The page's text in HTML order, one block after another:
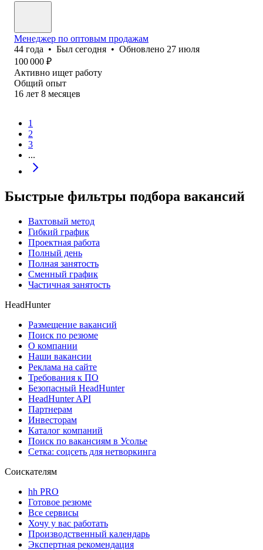
Менеджер по оптовым продажам
44 года • Был сегодня • Обновлено 27 июля
100 000 ₽
Активно ищет работу
Общий опыт
16 лет 8 месяцев
1
2
3
...
Быстрые фильтры подбора вакансий
Вахтовый метод
Гибкий график
Проектная работа
Полный день
Полная занятость
Сменный график
Частичная занятость
HeadHunter
Размещение вакансий
Поиск по резюме
О компании
Наши вакансии
Реклама на сайте
Требования к ПО
Безопасный HeadHunter
HeadHunter API
Партнерам
Инвесторам
Каталог компаний
Поиск по вакансиям в Усолье
Сетка: соцсеть для нетворкинга
Соискателям
hh PRO
Готовое резюме
Все сервисы
Хочу у вас работать
Производственный календарь
Экспертная рекомендация